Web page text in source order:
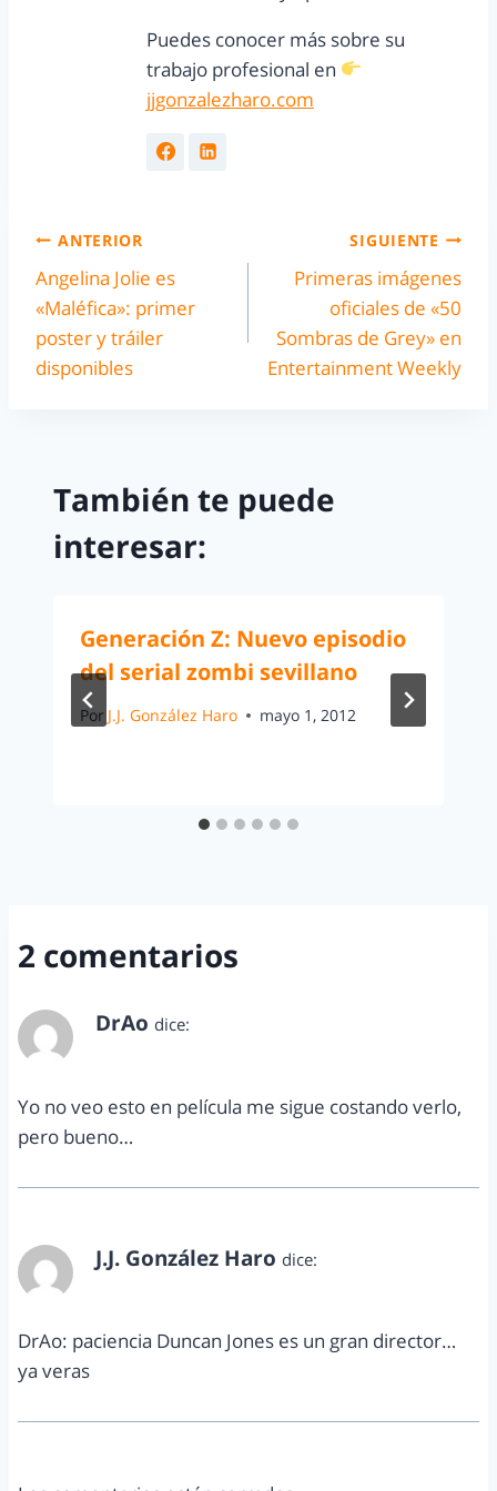
Puedes conocer más sobre su
trabajo profesional en
jjgonzalezharo.com
ANTERIOR
Angelina Jolie es
«Maléfica»: primer
poster y tráiler
disponibles
SIGUIENTE
Primeras imágenes
oficiales de «50
Sombras de Grey» en
Entertainment Weekly
También te puede
interesar:
Generación Z: Nuevo episodio
del serial zombi sevillano
Por J.J. González Haro mayo 1, 2012
2 comentarios
DrAo dice:
Yo no veo esto en película me sigue costando verlo,
pero bueno…
J.J. González Haro dice:
DrAo: paciencia Duncan Jones es un gran director…
ya veras